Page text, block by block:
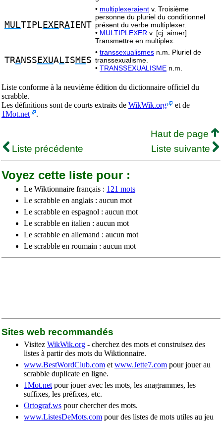
MULTIPL EXE RAIENT
• multiplexeraient v. Troisième
personne du pluriel du conditionnel
présent du verbe multiplexer.
• MULTIPLEXER v. [cj. aimer].
Transmettre en multiplex.
TRANSS EXUALISMES
• transsexualismes n.m. Pluriel de
transsexualisme.
• TRANSSEXUALISME n.m.
Liste conforme à la neuvième édition du dictionnaire officiel du
scrabble.
Les définitions sont de courts extraits de WikWik.org
et de
1Mot.net
.
Haut de page
Liste précédente
Liste suivante
Voyez cette liste pour :
Le Wiktionnaire français : 121 mots
Le scrabble en anglais : aucun mot
Le scrabble en espagnol : aucun mot
Le scrabble en italien : aucun mot
Le scrabble en allemand : aucun mot
Le scrabble en roumain : aucun mot
Sites web recommandés
Visitez WikWik.org - cherchez des mots et construisez des
listes à partir des mots du Wiktionnaire.
www.BestWordClub.com et www.Jette7.com pour jouer au
scrabble duplicate en ligne.
1Mot.net pour jouer avec les mots, les anagrammes, les
suffixes, les préfixes, etc.
Ortograf.ws pour chercher des mots.
www.ListesDeMots.com pour des listes de mots utiles au jeu